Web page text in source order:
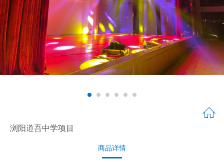
浏阳道吾中学项目
商品详情